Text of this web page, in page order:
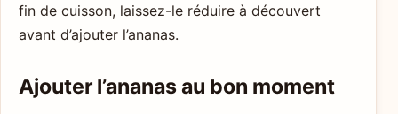
fin de cuisson, laissez-le réduire à découvert
avant d’ajouter l’ananas.
Ajouter l’ananas au bon moment